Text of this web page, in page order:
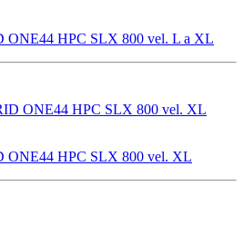
HPC SLX 800 vel. L a XL
HPC SLX 800 vel. XL